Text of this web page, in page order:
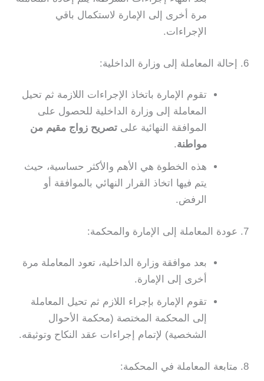
مرة أخرى إلى الإمارة لاستكمال باقي
الإجراءات.
6. إحالة المعاملة إلى وزارة الداخلية:
تقوم الإمارة باتخاذ الإجراءات اللازمة ثم تحيل
المعاملة إلى وزارة الداخلية للحصول على
الموافقة النهائية علىتصريح زواج مقيم من
مواطنة.
هذه الخطوة هي الأهم والأكثر حساسية، حيث
يتم فيها اتخاذ القرار النهائي بالموافقة أو
الرفض.
7. عودة المعاملة إلى الإمارة والمحكمة:
بعد موافقة وزارة الداخلية، تعود المعاملة مرة
أخرى إلى الإمارة.
تقوم الإمارة بإجراء اللازم ثم تحيل المعاملة
إلى المحكمة المختصة (محكمة الأحوال
الشخصية) لإتمام إجراءات عقد النكاح وتوثيقه.
8. متابعة المعاملة في المحكمة: